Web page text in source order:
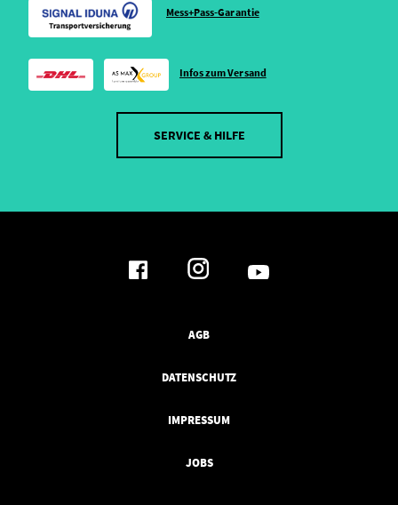
Mess+Pass-Garantie
Infos zum Versand
SERVICE & HILFE
AGB
DATENSCHUTZ
IMPRESSUM
JOBS